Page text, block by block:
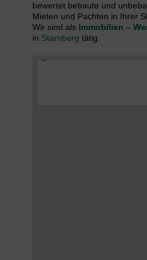
bewertet bebaute und
Mieten und Pachten in Ihrer
Wir sind als Immobilien –
in Starnberg tätig.